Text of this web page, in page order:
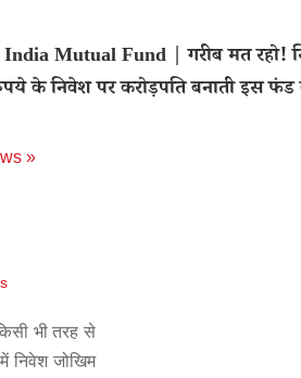
Mutual Fund | गरीब मत रहो!
के निवेश पर करोड़पति बनाती इस फंड
»
भी तरह से
निवेश जोखिम